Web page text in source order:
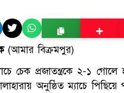
(আমার বিক্রমপুর)
চেক প্রজাতন্ত্রকে ২-১
অনুষ্ঠিত ম্যাচে পিছিয়ে